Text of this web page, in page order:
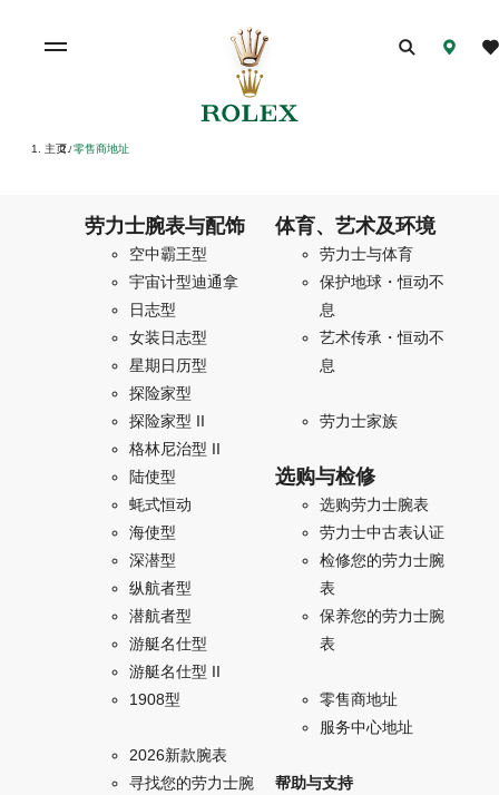
主页/ 零售商地址
劳力士腕表与配饰
空中霸王型
宇宙计型迪通拿
日志型
女装日志型
星期日历型
探险家型
探险家型 II
格林尼治型 II
陆使型
蚝式恒动
海使型
深潜型
纵航者型
潜航者型
游艇名仕型
游艇名仕型 II
1908型
2026新款腕表
寻找您的劳力士腕
体育、艺术及环境
劳力士与体育
保护地球・恒动不
息
艺术传承・恒动不
息
劳力士家族
选购与检修
选购劳力士腕表
劳力士中古表认证
检修您的劳力士腕
表
保养您的劳力士腕
表
零售商地址
服务中心地址
帮助与支持